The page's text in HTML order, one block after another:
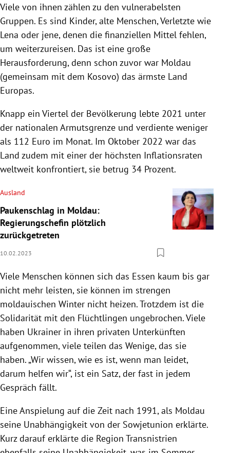
Viele von ihnen zählen zu den vulnerabelsten
Gruppen. Es sind Kinder, alte Menschen, Verletzte wie
Lena oder jene, denen die finanziellen Mittel fehlen,
um weiterzureisen. Das ist eine große
Herausforderung, denn schon zuvor war Moldau
(gemeinsam mit dem Kosovo) das ärmste Land
Europas.
Knapp ein Viertel der Bevölkerung lebte 2021 unter
der nationalen Armutsgrenze und verdiente weniger
als 112 Euro im Monat. Im Oktober 2022 war das
Land zudem mit einer der höchsten Inflationsraten
weltweit konfrontiert, sie betrug 34 Prozent.
Ausland
Paukenschlag in Moldau:
Regierungschefin plötzlich
zurückgetreten
10.02.2023
Viele Menschen können sich das Essen kaum bis gar
nicht mehr leisten, sie können im strengen
moldauischen Winter nicht heizen. Trotzdem ist die
Solidarität mit den Flüchtlingen ungebrochen. Viele
haben Ukrainer in ihren privaten Unterkünften
aufgenommen, viele teilen das Wenige, das sie
haben. „Wir wissen, wie es ist, wenn man leidet,
darum helfen wir“, ist ein Satz, der fast in jedem
Gespräch fällt.
Eine Anspielung auf die Zeit nach 1991, als Moldau
seine Unabhängigkeit von der Sowjetunion erklärte.
Kurz darauf erklärte die Region Transnistrien